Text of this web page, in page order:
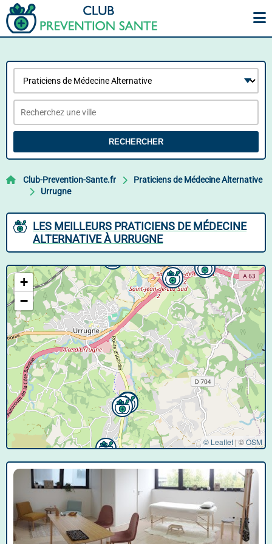
RECHERCHER
Club-Prevention-Sante.fr
Praticiens de Médecine Alternative
Urrugne
LES MEILLEURS PRATICIENS DE MÉDECINE
ALTERNATIVE À URRUGNE
+
−
© Leaflet | ©OSM